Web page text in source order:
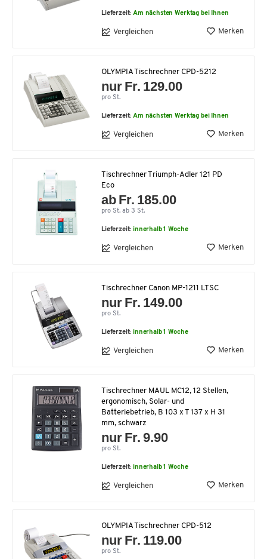
Lieferzeit:Am nächsten Werktag bei Ihnen
Vergleichen Merken
OLYMPIA Tischrechner CPD-5212
nur Fr. 129.00
pro St.
Lieferzeit:Am nächsten Werktag bei Ihnen
Vergleichen Merken
Tischrechner Triumph-Adler 121 PD
Eco
ab Fr. 185.00
pro St. ab 3 St.
Lieferzeit:innerhalb 1 Woche
Vergleichen Merken
Tischrechner Canon MP-1211 LTSC
nur Fr. 149.00
pro St.
Lieferzeit:innerhalb 1 Woche
Vergleichen Merken
Tischrechner MAUL MC12, 12 Stellen,
ergonomisch, Solar- und
Batteriebetrieb, B 103 x T 137 x H 31
mm, schwarz
nur Fr. 9.90
pro St.
Lieferzeit:innerhalb 1 Woche
Vergleichen Merken
OLYMPIA Tischrechner CPD-512
nur Fr. 119.00
pro St.